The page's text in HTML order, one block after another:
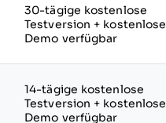
30-tägige kostenlose
Testversion + kostenlose
Demo verfügbar
14-tägige kostenlose
Testversion + kostenlose
Demo verfügbar